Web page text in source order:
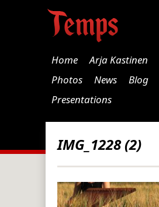
Home Arja Kastinen
Photos
News Blog
Presentations
IMG_1228 (2)